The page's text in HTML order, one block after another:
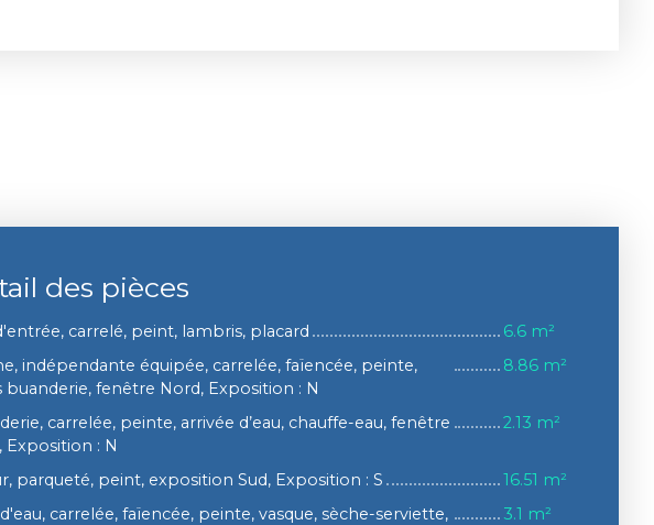
des pièces
carrelé, peint, lambris, placard
6.6 m²
indépendante équipée, carrelée, faïencée, peinte,
buanderie, fenêtre Nord, Exposition : N
8.86 m²
carrelée, peinte, arrivée d’eau, chauffe-eau, fenêtre
Exposition : N
2.13 m²
parqueté, peint, exposition Sud, Exposition : S
16.51 m²
carrelée, faïencée, peinte, vasque, sèche-serviette,
3.1 m²